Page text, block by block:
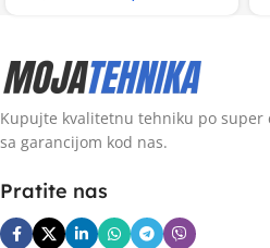
Kupujte kvalitetnu tehniku po super
sa garancijom kod nas.
Pratite nas